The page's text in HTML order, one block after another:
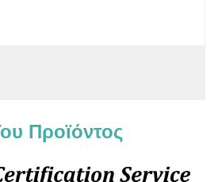
Προϊόντος